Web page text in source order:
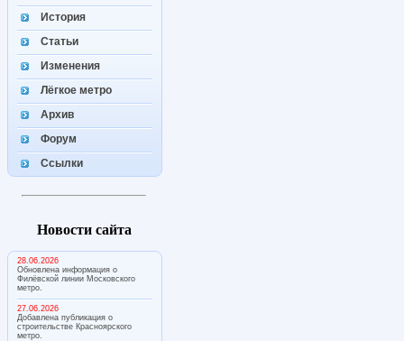
История
Статьи
Изменения
Лёгкое метро
Архив
Форум
Ссылки
Новости сайта
28.06.2026
Обновлена информация о
Филёвской линии Московского
метро.
27.06.2026
Добавлена публикация о
строительстве Красноярского
метро.